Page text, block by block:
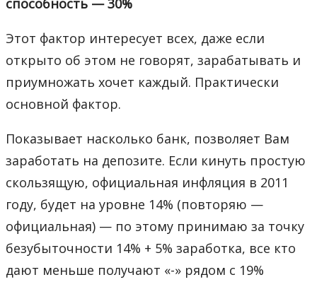
способность — 30%
Этот фактор интересует всех, даже если
открыто об этом не говорят, зарабатывать и
приумножать хочет каждый. Практически
основной фактор.
Показывает насколько банк, позволяет Вам
заработать на депозите. Если кинуть простую
скользящую, официальная инфляция в 2011
году, будет на уровне 14% (повторяю —
официальная) — по этому принимаю за точку
безубыточности 14% + 5% заработка, все кто
дают меньше получают «-» рядом с 19%